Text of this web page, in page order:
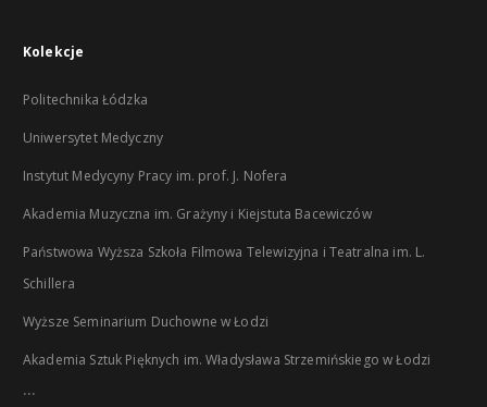
Kolekcje
Politechnika Łódzka
Uniwersytet Medyczny
Instytut Medycyny Pracy im. prof. J. Nofera
Akademia Muzyczna im. Grażyny i Kiejstuta Bacewiczów
Państwowa Wyższa Szkoła Filmowa Telewizyjna i Teatralna im. L.
Schillera
Wyższe Seminarium Duchowne w Łodzi
Akademia Sztuk Pięknych im. Władysława Strzemińskiego w Łodzi
...